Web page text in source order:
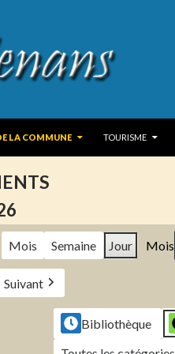
LA COMMUNE
TOURISME
Mois Semaine Jour Mois
Suivant
Bibliothèque